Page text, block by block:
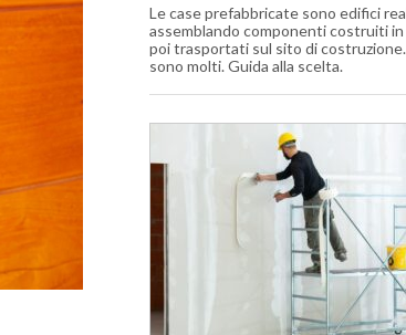
Le case prefabbricate sono edifici
assemblando componenti costruiti
poi trasportati sul sito di
sono molti. Guida alla scelta.